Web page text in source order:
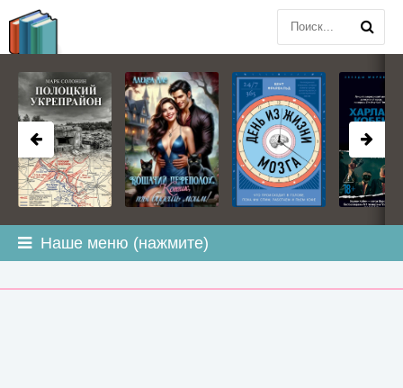
Наше меню (нажмите)
BOOKPLANETA.COM